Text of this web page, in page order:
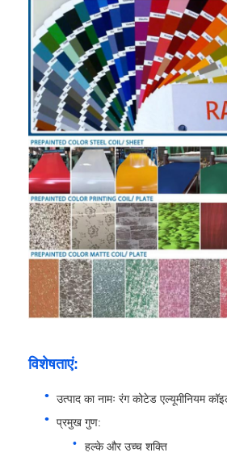
ऐल्युमिनियम की प्लेट
एल्युमिनियम सर्किल
रंग कोटेड एल्यूमीनियम कॉइल
एल्यूमीनियम का तार
एल्यूमीनियम पट्टी का तार
एल्यूमीनियम चेकर प्लेट
एल्यूमीनियम पन्नी
एल्यूमीनियम हनीकॉम्ब पैनल
विशेषताएं:
उत्पाद का नामः रंग कोटेड एल्यूमीनियम
प्रमुख गुण:
हल्के और उच्च शक्ति